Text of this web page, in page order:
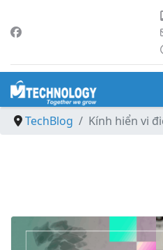
TechBlog
Kính hiển vi